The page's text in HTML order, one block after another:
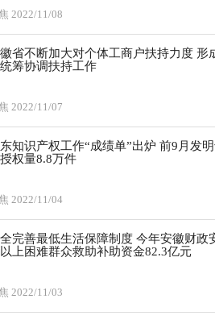
2022/11/08
省不断加大对个体工商户扶持力度 形
筹协调扶持工作
2022/11/07
知识产权工作“成绩单”出炉 前9月发
权量8.8万件
2022/11/04
完善最低生活保障制度 今年安徽财政
上困难群众救助补助资金82.3亿元
2022/11/03